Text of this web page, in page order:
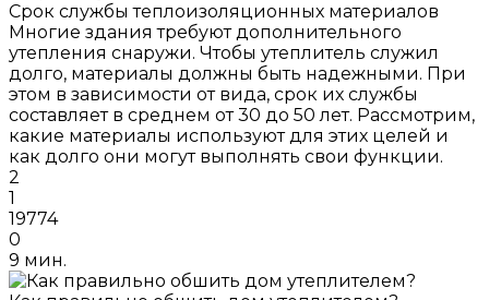
Срок службы теплоизоляционных материалов
Многие здания требуют дополнительного
утепления снаружи. Чтобы утеплитель служил
долго, материалы должны быть надежными. При
этом в зависимости от вида, срок их службы
составляет в среднем от 30 до 50 лет. Рассмотрим,
какие материалы используют для этих целей и
как долго они могут выполнять свои функции.
2
1
19774
0
9 мин.